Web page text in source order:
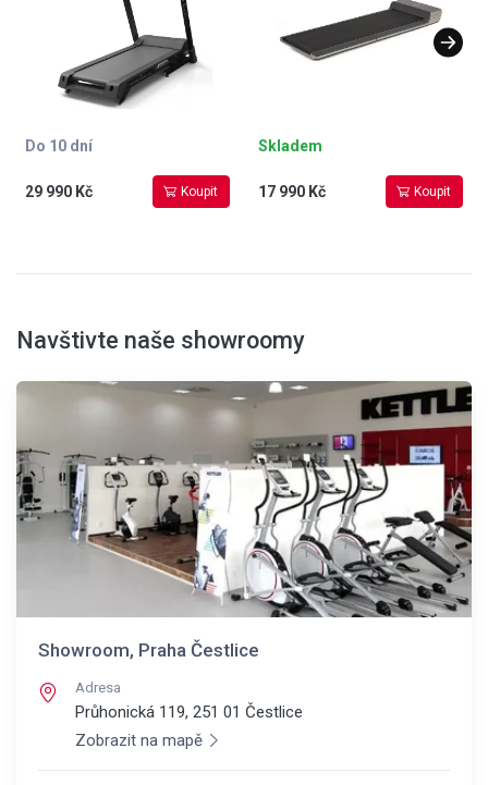
Do 10 dní
29 990 Kč Koupit
hmotnost 28 kg, šedá
Skladem
17 990 Kč Koupit
Navštivte naše showroomy
Showroom, Praha Čestlice
Adresa
Průhonická 119, 251 01 Čestlice
Zobrazit na mapě